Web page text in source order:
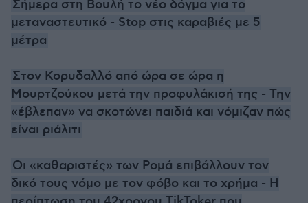
Σήμερα στη Βουλή το νέο δόγμα για το
μεταναστευτικό - Stop στις καραβιές με 5
μέτρα
Στον Κορυδαλλό από ώρα σε ώρα η
Μουρτζούκου μετά την προφυλάκισή της - Την
«έβλεπαν» να σκοτώνει παιδιά και νόμιζαν πώς
είναι ριάλιτι
Οι «καθαριστές» των Ρομά επιβάλλουν τον
δικό τους νόμο με τον φόβο και το χρήμα - Η